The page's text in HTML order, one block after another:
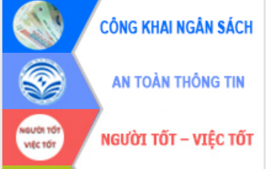
món ăn từ sầu riêng
Đắk Lắk công bố Quy hoạch và xúc
tiến đầu tư tỉnh
Ngành cá ngừ Đắk Lắk chủ động thích
ứng để giữ vững thị trường xuất khẩu
Diễn đàn Kinh tế tư nhân Việt Nam đột
phá cơ chế - Hợp tác công tư
Đề án 06 tạo bước ngoặt đột phá trong
cải cách hành chính tỉnh Đắk Lắk
Kết nối tour, đẩy mạnh chuyển đổi số
để phát triển du lịch Đắk Lắk
Khởi động Dự án Đầu tư xây dựng hạ
tầng kỹ thuật Cụm công nghiệp Tân